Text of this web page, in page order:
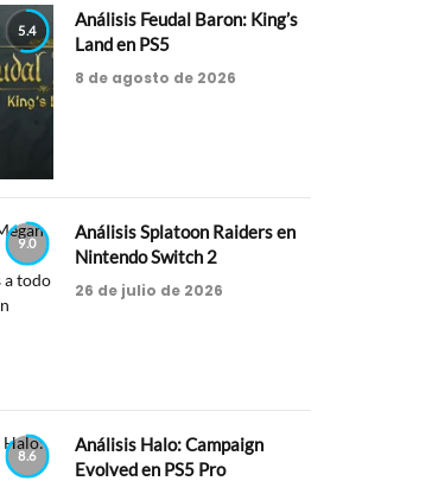
5.4
Análisis Feudal Baron: King’s
Land en PS5
8 de agosto de 2026
9.0
Análisis Splatoon Raiders en
Nintendo Switch 2
26 de julio de 2026
8.6
Análisis Halo: Campaign
Evolved en PS5 Pro